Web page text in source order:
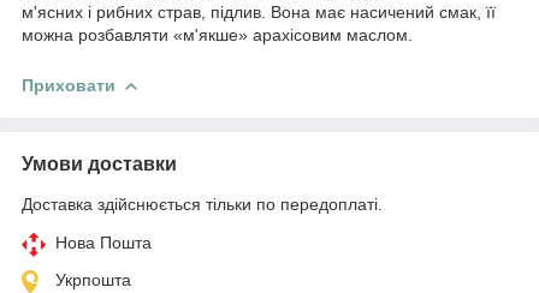
м'ясних і рибних страв, підлив. Вона має насичений смак, її
можна розбавляти «м'якше» арахісовим маслом.
Приховати
Умови доставки
Доставка здійснюється тільки по передоплаті.
Нова Пошта
Укрпошта